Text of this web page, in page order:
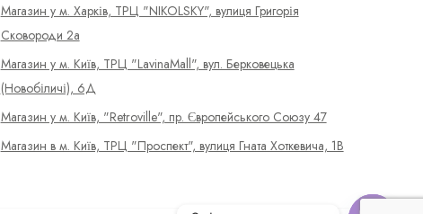
Магазин у м. Харків, ТРЦ "NIKOLSKY", вулиця Григорія
Сковороди 2а
Магазин у м. Київ, ТРЦ "LavinaMall", вул. Берковецька
(Новобіличі), 6Д
Магазин у м. Київ, "Retroville", пр. Європейського Союзу 47
Магазин в м. Київ, ТРЦ "Проспект", вулиця Гната Хоткевича, 1В